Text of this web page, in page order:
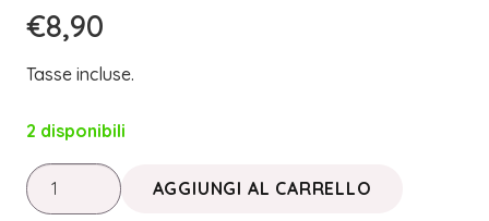
€8,90
Tasse incluse.
2 disponibili
BLUSH
IN
AGGIUNGI AL CARRELLO